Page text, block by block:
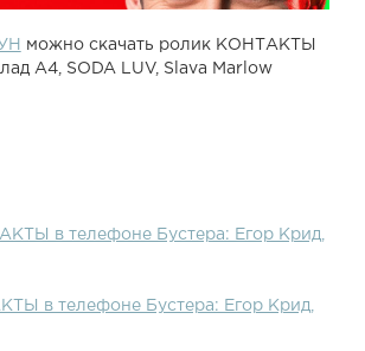
можно скачать ролик КОНТАКТЫ
А4, SODA LUV, Slava Marlow
в телефоне Бустера: Егор Крид,
в телефоне Бустера: Егор Крид,